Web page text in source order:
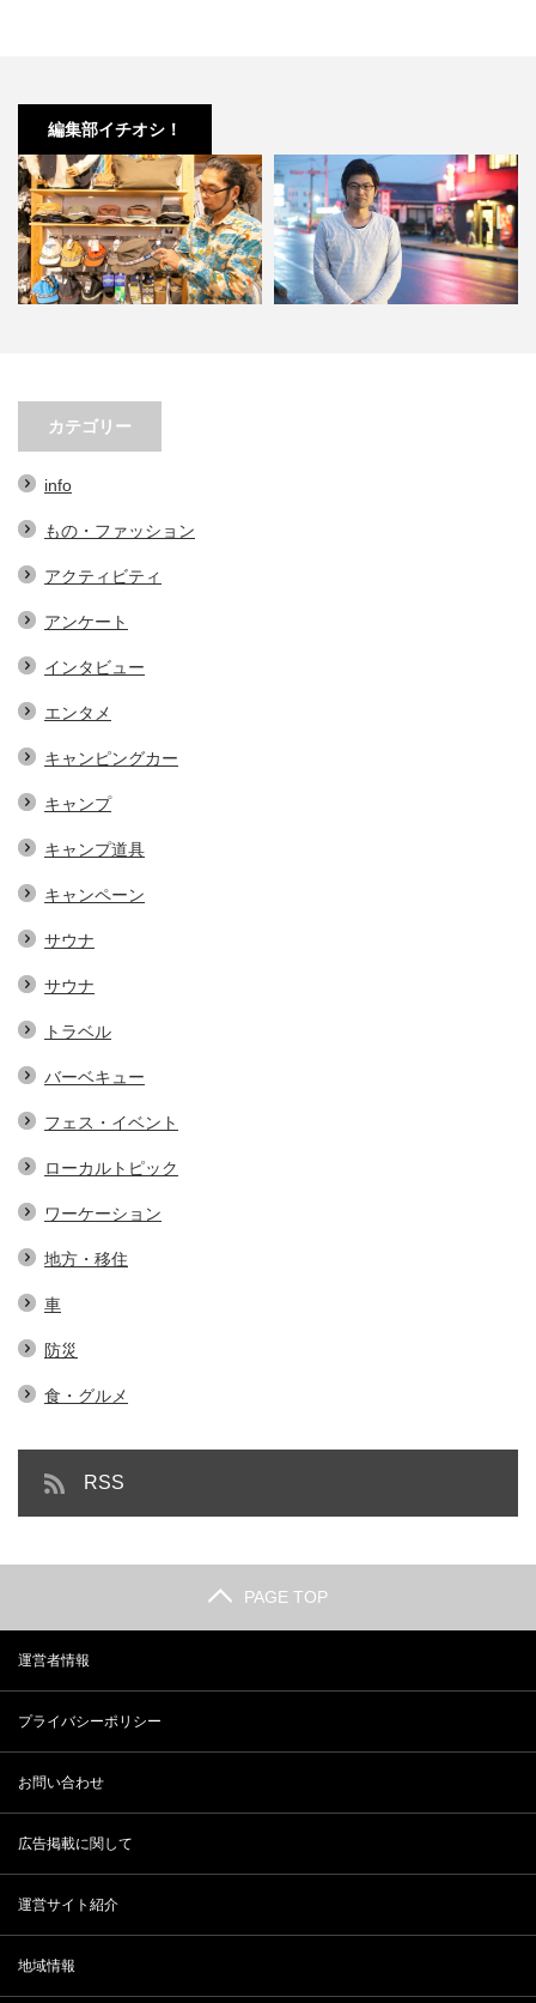
編集部イチオシ！
オ
小林市の起爆剤！青野さんが実践
する、地域おこし協力隊での…
カテゴリー
info
もの・ファッション
アクティビティ
アンケート
インタビュー
エンタメ
キャンピングカー
キャンプ
キャンプ道具
キャンペーン
サウナ
サウナ
トラベル
バーベキュー
フェス・イベント
ローカルトピック
ワーケーション
地方・移住
車
防災
食・グルメ
RSS
PAGE TOP
運営者情報
プライバシーポリシー
お問い合わせ
広告掲載に関して
運営サイト紹介
地域情報